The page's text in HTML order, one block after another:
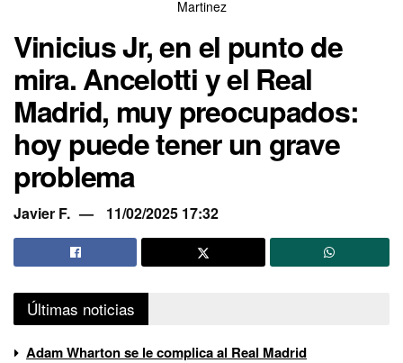
Martinez
Vinicius Jr, en el punto de
mira. Ancelotti y el Real
Madrid, muy preocupados:
hoy puede tener un grave
problema
Javier F. 11/02/2025 17:32
Últimas noticias
Adam Wharton se le complica al Real Madrid